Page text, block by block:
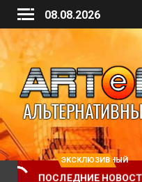
08.08.2026
ЭКСКЛЮЗИВНЫЙ
ПОСЛЕДНИЕ
похоронили человека,